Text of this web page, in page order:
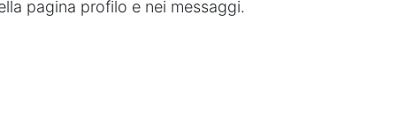
pagina profilo e nei messaggi.